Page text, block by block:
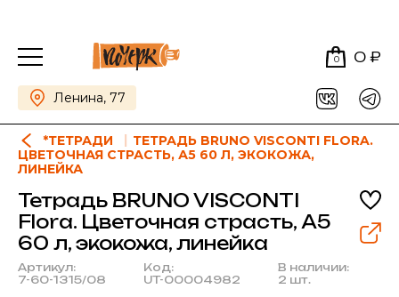
0 0 ₽
Ленина, 77
*ТЕТРАДИ
ТЕТРАДЬ BRUNO VISCONTI FLORA.
ЦВЕТОЧНАЯ СТРАСТЬ, А5 60 Л, ЭКОКОЖА,
ЛИНЕЙКА
Тетрадь BRUNO VISCONTI
Flora. Цветочная страсть, А5
60 л, экокожа, линейка
Артикул:
7-60-1315/08
Код:
UT-00004982
В наличии:
2 шт.